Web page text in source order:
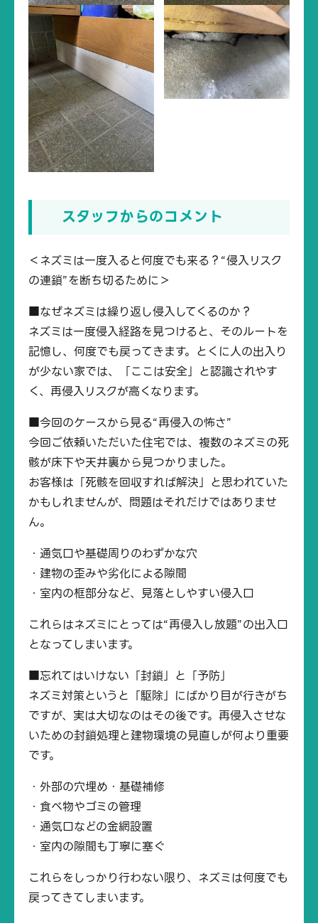
スタッフからのコメント
＜ネズミは一度入ると何度でも来る？“侵入リスク
の連鎖”を断ち切るために＞
■なぜネズミは繰り返し侵入してくるのか？
ネズミは一度侵入経路を見つけると、そのルートを
記憶し、何度でも戻ってきます。とくに人の出入り
が少ない家では、「ここは安全」と認識されやす
く、再侵入リスクが高くなります。
■今回のケースから見る“再侵入の怖さ”
今回ご依頼いただいた住宅では、複数のネズミの死
骸が床下や天井裏から見つかりました。
お客様は「死骸を回収すれば解決」と思われていた
かもしれませんが、問題はそれだけではありませ
ん。
・通気口や基礎周りのわずかな穴
・建物の歪みや劣化による隙間
・室内の框部分など、見落としやすい侵入口
これらはネズミにとっては“再侵入し放題”の出入口
となってしまいます。
■忘れてはいけない「封鎖」と「予防」
ネズミ対策というと「駆除」にばかり目が行きがち
ですが、実は大切なのはその後です。再侵入させな
いための封鎖処理と建物環境の見直しが何より重要
です。
・外部の穴埋め・基礎補修
・食べ物やゴミの管理
・通気口などの金網設置
・室内の隙間も丁寧に塞ぐ
これらをしっかり行わない限り、ネズミは何度でも
戻ってきてしまいます。